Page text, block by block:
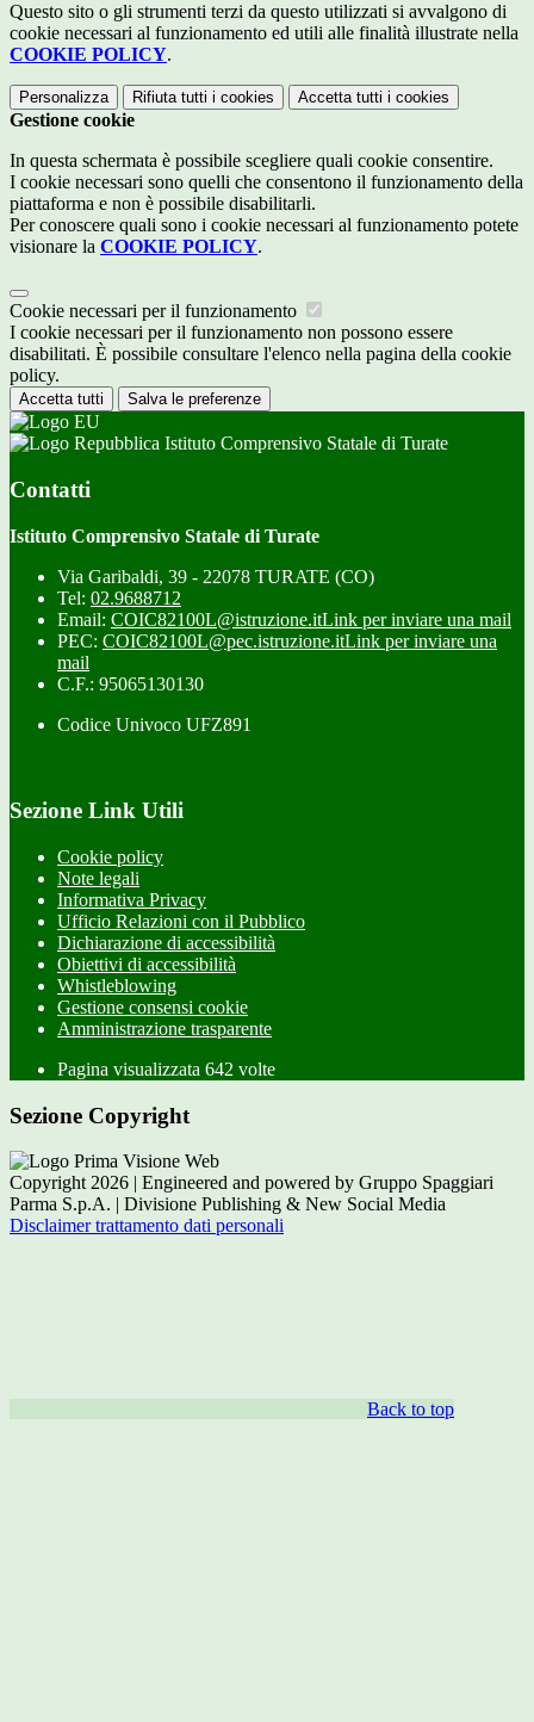
Questo sito o gli strumenti terzi da questo utilizzati si avvalgono di
cookie necessari al funzionamento ed utili alle finalità illustrate nella
COOKIE POLICY.
Personalizza Rifiuta tutti i cookies Accetta tutti i cookies
Gestione cookie
In questa schermata è possibile scegliere quali cookie consentire.
I cookie necessari sono quelli che consentono il funzionamento della
piattaforma e non è possibile disabilitarli.
Per conoscere quali sono i cookie necessari al funzionamento potete
visionare la COOKIE POLICY.
Cookie necessari per il funzionamento
I cookie necessari per il funzionamento non possono essere
disabilitati. È possibile consultare l'elenco nella pagina della cookie
policy.
Accetta tutti Salva le preferenze
Istituto Comprensivo Statale di Turate
Contatti
Istituto Comprensivo Statale di Turate
Via Garibaldi, 39 - 22078 TURATE (CO)
Tel: 02.9688712
Email: COIC82100L@istruzione.itLink per inviare una mail
PEC: COIC82100L@pec.istruzione.itLink per inviare una
mail
C.F.: 95065130130
Codice Univoco UFZ891
Sezione Link Utili
Cookie policy
Note legali
Informativa Privacy
Ufficio Relazioni con il Pubblico
Dichiarazione di accessibilità
Obiettivi di accessibilità
Whistleblowing
Gestione consensi cookie
Amministrazione trasparente
Pagina visualizzata 642 volte
Sezione Copyright
Copyright 2026 | Engineered and powered by Gruppo Spaggiari
Parma S.p.A. | Divisione Publishing & New Social Media
Disclaimer trattamento dati personali
Back to top